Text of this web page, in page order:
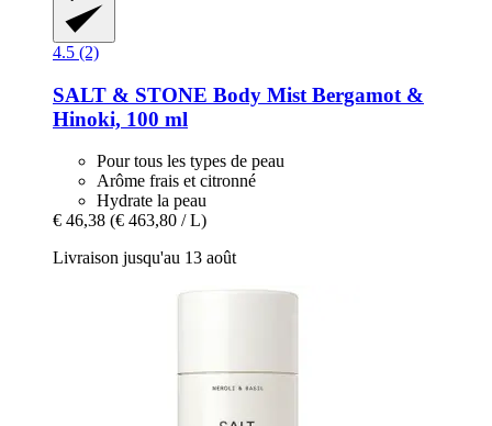
4.5 (2)
SALT & STONE Body Mist Bergamot &
Hinoki, 100 ml
Pour tous les types de peau
Arôme frais et citronné
Hydrate la peau
€ 46,38 (€ 463,80 / L)
Livraison jusqu'au 13 août